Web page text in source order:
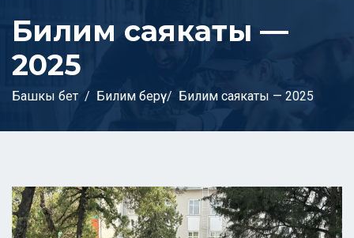
Билим саякаты —
2025
Башкы бет Билим берүү Билим саякаты — 2025